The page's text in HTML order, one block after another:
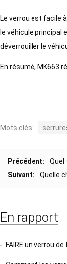
Le verrou est facile
le véhicule principal
déverrouiller le
En résumé, MK663
Mots clés:
Précédent:
Quel
Suivant:
Quelle
En rapport
FAIRE un verrou